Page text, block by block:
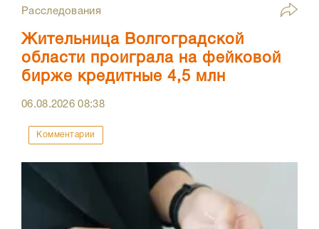
Расследования
Жительница Волгоградской
области проиграла на фейковой
бирже кредитные 4,5 млн
06.08.202608:38
Комментарии